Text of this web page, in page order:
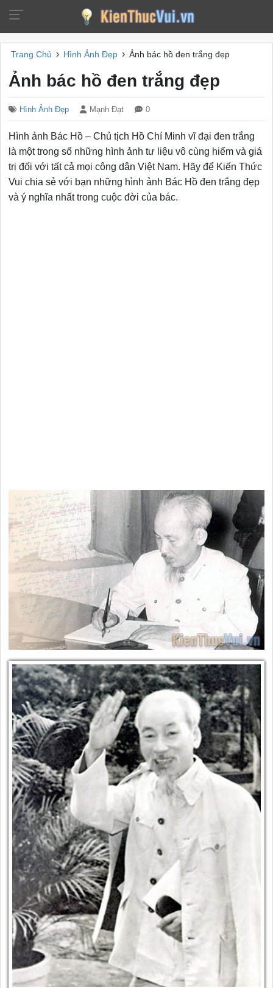
Trang Chủ › Hình Ảnh Đẹp › Ảnh bác hồ đen trắng đẹp
Ảnh bác hồ đen trắng đẹp
Hình Ảnh Đẹp Mạnh Đạt 0
Hình ảnh Bác Hồ – Chủ tịch Hồ Chí Minh vĩ đại đen trắng
là một trong số những hình ảnh tư liệu vô cùng hiếm và giá
trị đối với tất cả mọi công dân Việt Nam. Hãy để Kiến Thức
Vui chia sẻ với bạn những hình ảnh Bác Hồ đen trắng đẹp
và ý nghĩa nhất trong cuộc đời của bác.